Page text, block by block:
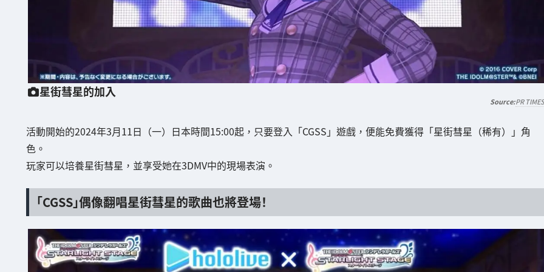
星街彗星的加入
PR TIMES
活動開始的2024年3月11日（一）日本時間15:00起，只要登入「CGSS」遊戲，便能免費獲得「星街彗星（稀有）」角
色。
玩家可以培養星街彗星，並享受她在3DMV中的現場表演。
「CGSS」偶像翻唱星街彗星的歌曲也將登場！